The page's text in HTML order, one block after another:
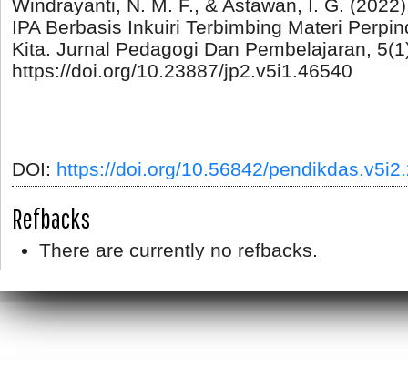
Windrayanti, N. M. F., & Astawan, I. G.
IPA Berbasis Inkuiri Terbimbing Materi
Kita. Jurnal Pedagogi Dan Pembelajaran,
https://doi.org/10.23887/jp2.v5i1.46540
DOI: https://doi.org/10.56842/
Refbacks
There are currently no refbacks.